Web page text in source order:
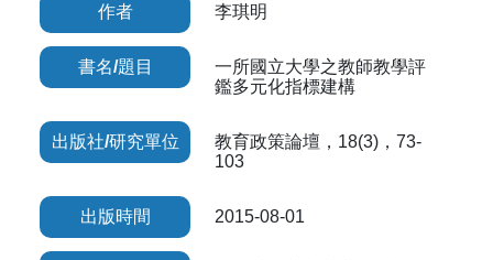
作者 李琪明
書名/題目
一所國立大學之教師教學評
鑑多元化指標建構
出版社/研究單位
教育政策論壇，18(3)，73-
103
出版時間 2015-08-01